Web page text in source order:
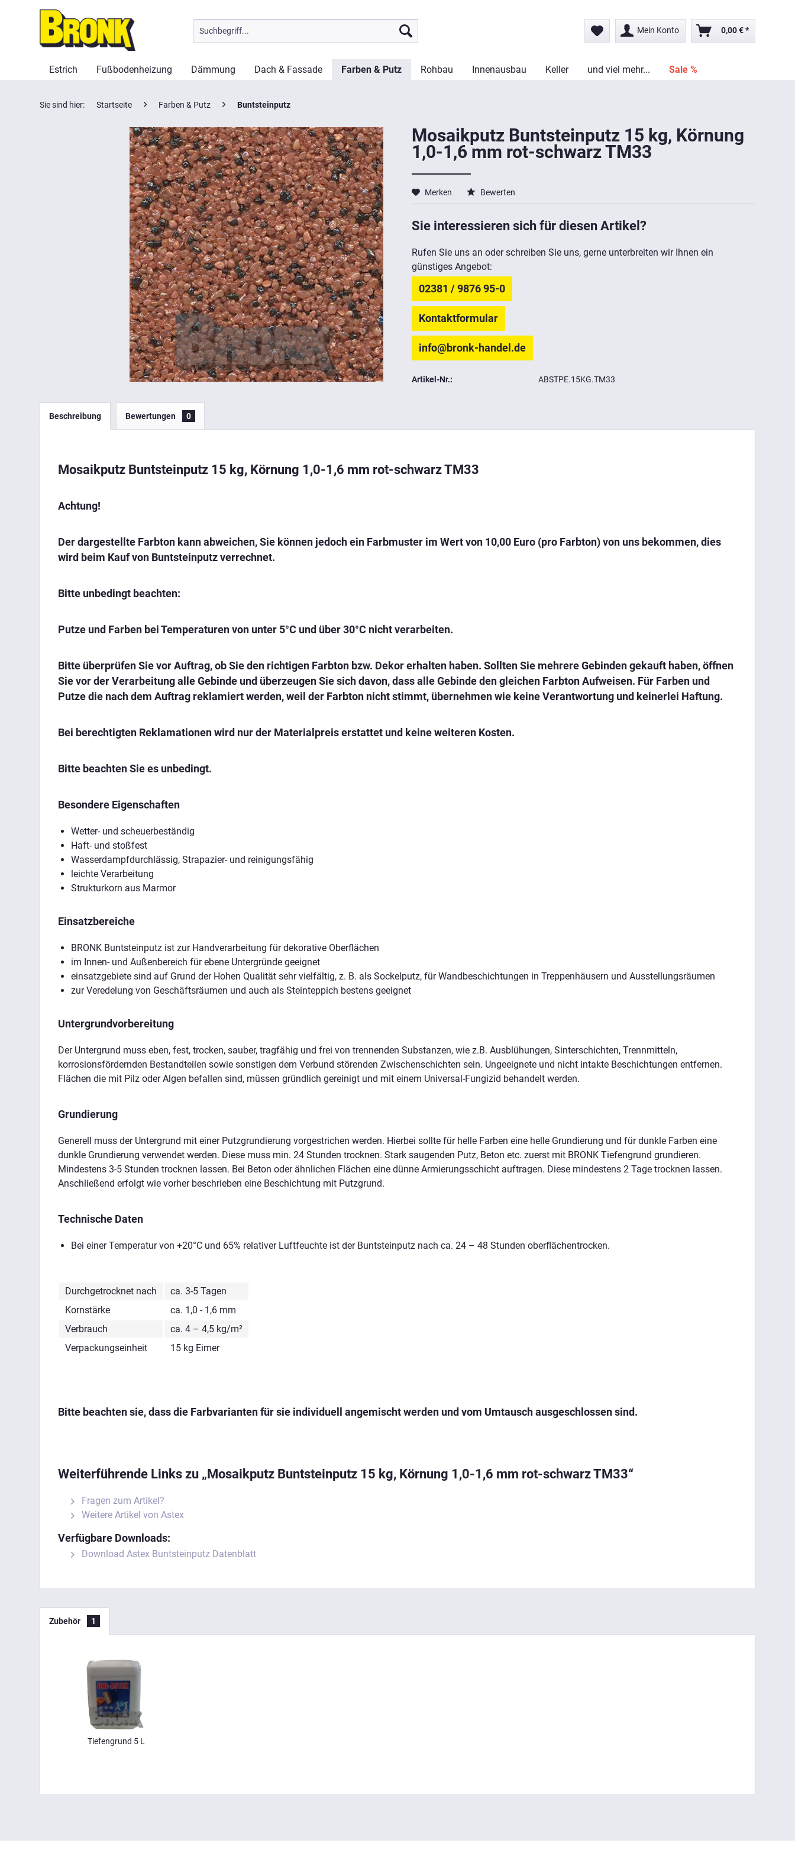
Mein Konto 0,00 € *
Estrich Fußbodenheizung Dämmung Dach & Fassade Farben & Putz Rohbau Innenausbau Keller und viel mehr... Sale %
Sie sind hier: Startseite Farben & Putz Buntsteinputz
Mosaikputz Buntsteinputz 15 kg, Körnung
1,0-1,6 mm rot-schwarz TM33
Merken Bewerten
Sie interessieren sich für diesen Artikel?
Rufen Sie uns an oder schreiben Sie uns, gerne unterbreiten wir Ihnen ein
günstiges Angebot:
02381 / 9876 95-0
Kontaktformular
info@bronk-handel.de
Artikel-Nr.: ABSTPE.15KG.TM33
Beschreibung Bewertungen 0
Mosaikputz Buntsteinputz 15 kg, Körnung 1,0-1,6 mm rot-schwarz TM33
Achtung!
Der dargestellte Farbton kann abweichen, Sie können jedoch ein Farbmuster im Wert von 10,00 Euro (pro Farbton) von uns bekommen, dies
wird beim Kauf von Buntsteinputz verrechnet.
Bitte unbedingt beachten:
Putze und Farben bei Temperaturen von unter 5°C und über 30°C nicht verarbeiten.
Bitte überprüfen Sie vor Auftrag, ob Sie den richtigen Farbton bzw. Dekor erhalten haben. Sollten Sie mehrere Gebinden gekauft haben, öffnen
Sie vor der Verarbeitung alle Gebinde und überzeugen Sie sich davon, dass alle Gebinde den gleichen Farbton Aufweisen. Für Farben und
Putze die nach dem Auftrag reklamiert werden, weil der Farbton nicht stimmt, übernehmen wie keine Verantwortung und keinerlei Haftung.
Bei berechtigten Reklamationen wird nur der Materialpreis erstattet und keine weiteren Kosten.
Bitte beachten Sie es unbedingt.
Besondere Eigenschaften
Wetter- und scheuerbeständig
Haft- und stoßfest
Wasserdampfdurchlässig, Strapazier- und reinigungsfähig
leichte Verarbeitung
Strukturkorn aus Marmor
Einsatzbereiche
BRONK Buntsteinputz ist zur Handverarbeitung für dekorative Oberflächen
im Innen- und Außenbereich für ebene Untergründe geeignet
einsatzgebiete sind auf Grund der Hohen Qualität sehr vielfältig, z. B. als Sockelputz, für Wandbeschichtungen in Treppenhäusern und Ausstellungsräumen
zur Veredelung von Geschäftsräumen und auch als Steinteppich bestens geeignet
Untergrundvorbereitung
Der Untergrund muss eben, fest, trocken, sauber, tragfähig und frei von trennenden Substanzen, wie z.B. Ausblühungen, Sinterschichten, Trennmitteln,
korrosionsfördernden Bestandteilen sowie sonstigen dem Verbund störenden Zwischenschichten sein. Ungeeignete und nicht intakte Beschichtungen entfernen.
Flächen die mit Pilz oder Algen befallen sind, müssen gründlich gereinigt und mit einem Universal-Fungizid behandelt werden.
Grundierung
Generell muss der Untergrund mit einer Putzgrundierung vorgestrichen werden. Hierbei sollte für helle Farben eine helle Grundierung und für dunkle Farben eine
dunkle Grundierung verwendet werden. Diese muss min. 24 Stunden trocknen. Stark saugenden Putz, Beton etc. zuerst mit BRONK Tiefengrund grundieren.
Mindestens 3-5 Stunden trocknen lassen. Bei Beton oder ähnlichen Flächen eine dünne Armierungsschicht auftragen. Diese mindestens 2 Tage trocknen lassen.
Anschließend erfolgt wie vorher beschrieben eine Beschichtung mit Putzgrund.
Technische Daten
Bei einer Temperatur von +20°C und 65% relativer Luftfeuchte ist der Buntsteinputz nach ca. 24 – 48 Stunden oberflächentrocken.
Durchgetrocknet nach
ca. 3-5 Tagen
Kornstärke
ca. 1,0 - 1,6 mm
Verbrauch
ca. 4 – 4,5 kg/m²
Verpackungseinheit
15 kg Eimer
Bitte beachten sie, dass die Farbvarianten für sie individuell angemischt werden und vom Umtausch ausgeschlossen sind.
Weiterführende Links zu „Mosaikputz Buntsteinputz 15 kg, Körnung 1,0-1,6 mm rot-schwarz TM33“
Fragen zum Artikel?
Weitere Artikel von Astex
Verfügbare Downloads:
Download Astex Buntsteinputz Datenblatt
Zubehör 1
Tiefengrund 5 L